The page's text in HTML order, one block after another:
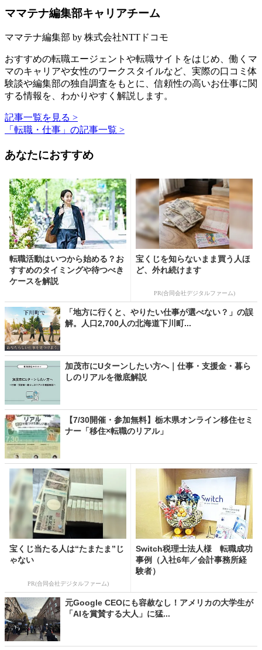
ママテナ編集部キャリアチーム
ママテナ編集部 by 株式会社NTTドコモ
おすすめの転職エージェントや転職サイトをはじめ、働くマ
マのキャリアや女性のワークスタイルなど、実際の口コミ体
験談や編集部の独自調査をもとに、信頼性の高いお仕事に関
する情報を、わかりやすく解説します。
記事一覧を見る >
「転職・仕事」の記事一覧 >
あなたにおすすめ
転職活動はいつから始める？お
すすめのタイミングや待つべき
ケースを解説
宝くじを知らないまま買う人ほ
ど、外れ続けます
PR(合同会社デジタルファーム)
「地方に行くと、やりたい仕事が選べない？」の誤
解。人口2,700人の北海道下川町...
加茂市にUターンしたい方へ｜仕事・支援金・暮ら
しのリアルを徹底解説
【7/30開催・参加無料】栃木県オンライン移住セミ
ナー「移住×転職のリアル」
宝くじ当たる人は“たまたま”じ
ゃない
PR(合同会社デジタルファーム)
Switch税理士法人様 転職成功
事例（入社6年／会計事務所経
験者）
元Google CEOにも容赦なし！アメリカの大学生が
「AIを賞賛する大人」に猛...